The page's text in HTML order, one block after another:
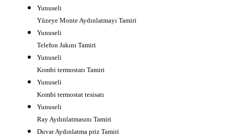
Yunuseli
Yüzeye Monte Aydınlatmayı Tamiri
Yunuseli
Telefon Jakını Tamiri
Yunuseli
Kombi termostatı Tamiri
Yunuseli
Kombi termostat tesisatı
Yunuseli
Ray Aydınlatmasını Tamiri
Duvar Aydınlatma priz Tamiri